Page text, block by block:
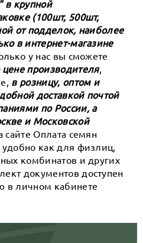
в крупной
(100шт, 500шт,
от подделок, наиболее
в интернет-магазине
у нас вы сможете
цене производителя,
в розницу, оптом и
доставкой почтой
по России, а
и Московской
сайте Оплата семян
как для физлиц,
комбинатов и других
документов доступен
в личном кабинете